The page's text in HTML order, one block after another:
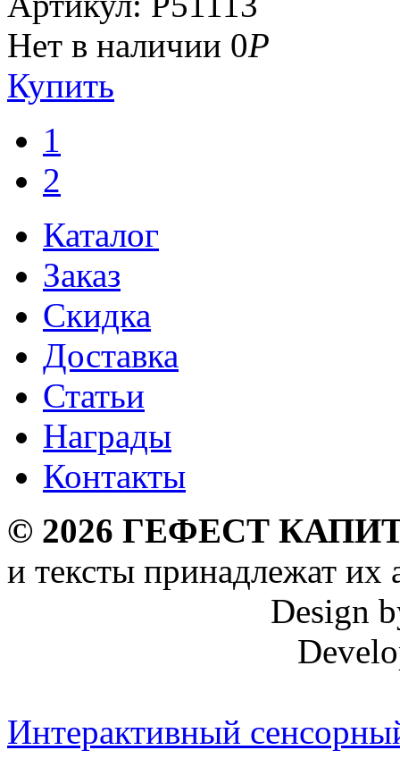
Нет в наличии 0Р
Купить
1
2
Каталог
Заказ
Скидка
Доставка
Статьи
Награды
Контакты
© 2026 ГЕФЕСТ
и тексты принадлежат их
Design
Интерактивный